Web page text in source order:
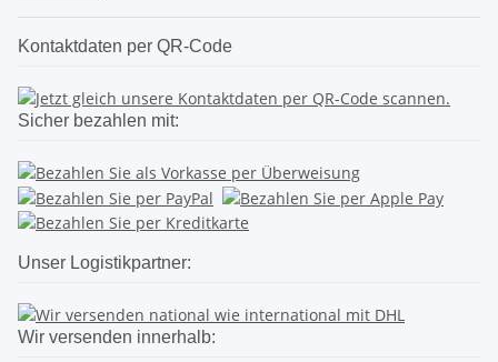
Kontaktdaten per QR-Code
Sicher bezahlen mit:
Unser Logistikpartner:
Wir versenden innerhalb: